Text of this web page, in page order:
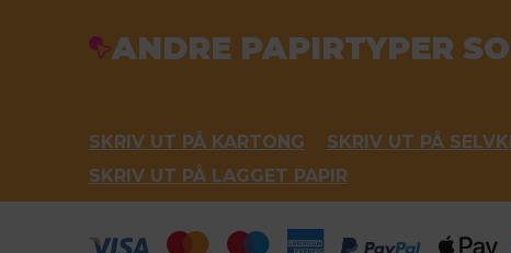
ANDRE PAPIRTYPER
SKRIV UT PÅ KARTONG SKRIV UT PÅ
SKRIV UT PÅ LAGGET PAPIR